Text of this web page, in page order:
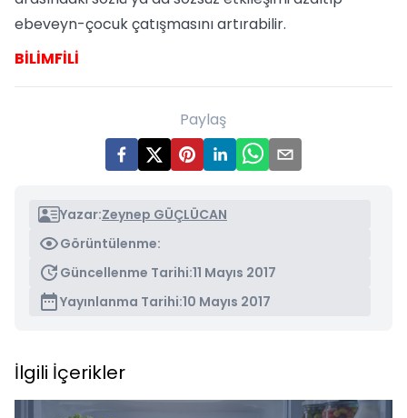
ebeveyn-çocuk çatışmasını artırabilir.
BİLİMFİLİ
Paylaş
Yazar:Zeynep GÜÇLÜCAN
Görüntülenme:
Güncellenme Tarihi:11 Mayıs 2017
Yayınlanma Tarihi:10 Mayıs 2017
İlgili İçerikler